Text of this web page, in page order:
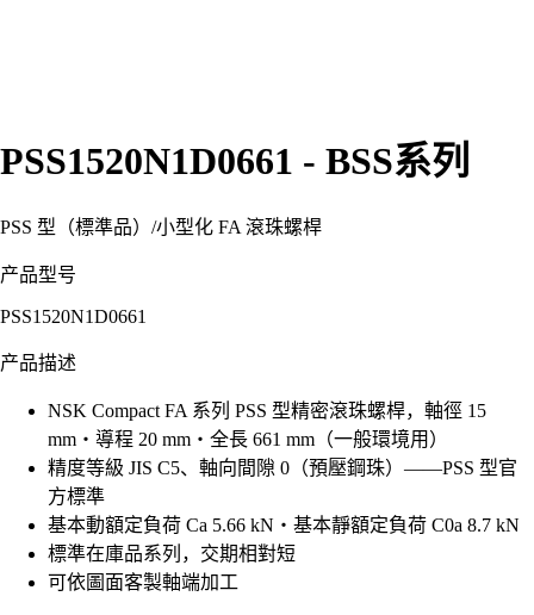
PSS1520N1D0661 - BSS系列
PSS 型（標準品） /小型化 FA 滾珠螺桿
产品型号
PSS1520N1D0661
产品描述
NSK Compact FA 系列 PSS 型精密滾珠螺桿，軸徑 15
mm・導程 20 mm・全長 661 mm（一般環境用）
精度等級 JIS C5、軸向間隙 0（預壓鋼珠）——PSS 型官
方標準
基本動額定負荷 Ca 5.66 kN・基本靜額定負荷 C0a 8.7 kN
標準在庫品系列，交期相對短
可依圖面客製軸端加工